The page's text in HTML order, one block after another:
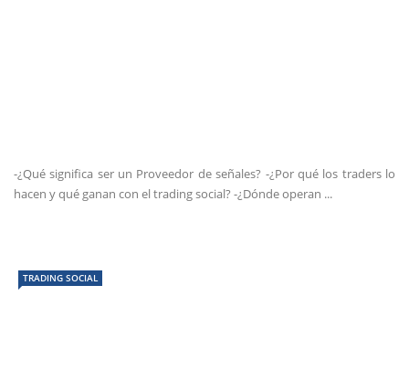
-¿Qué significa ser un Proveedor de señales? -¿Por qué los traders lo
hacen y qué ganan con el trading social? -¿Dónde operan ...
TRADING SOCIAL